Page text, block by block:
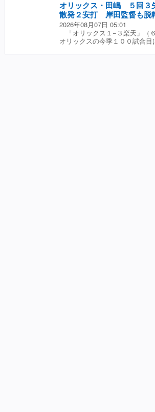
な野球を楽しんでやるのが自
ために懸命に腕を振る。それ
ることだった。 被災地に勇気
「うまくいかない登板も多い
逃げずに立ち向かって最後ま
の思いも背負い、一緒になっ
三振に斬ったが、２戦連続の
の修羅場をくぐってきた右腕
の入りだね。あとは、１アウ
たけど」と注文を付けた。 と
ムにとって明るい要素。ブル
態を上げていくだけだ。
助っ人右腕に「カウントがつ
られなかった」と厳しい表情
だ、大量ビハインドが響きな
に「食らいついて１点ずつ返
前を向いた。
オリックス・田嶋 ５回
散発２安打 岸田監督も脱
2026年08月07日 05:01
「オリックス１−３楽天」
オリックスの今季１００試合
再び一日で貯金を失った。 岸